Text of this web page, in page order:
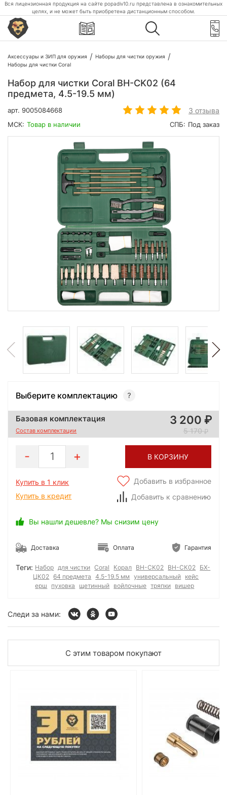
Вся лицензионная продукция на сайте popadiv10.ru представлена в ознакомительных
целях, и не может быть приобретена дистанционным способом.
Аксессуары и ЗИП для оружия
Наборы для чистки оружия
Наборы для чистки Coral
Набор для чистки Coral BH-CK02 (64
предмета, 4.5-19.5 мм)
арт. 9005084668 3 отзыва
МСК: Товар в наличии СПБ: Под заказ
Выберите комплектацию
Базовая комплектация
Состав комплектации
3 200
5 170
1 В КОРЗИНУ
Купить в 1 клик
Купить в кредит
Добавить в избранное
Добавить к сравнению
Вы нашли дешевле? Мы снизим цену
Доставка Оплата Гарантия
Теги: Набор для чистки Coral Корал BH-CK02 ВН-СК02 БХ-
ЦК02 64 предмета 4.5-19.5 мм универсальный кейс
ерш
пуховка щетинный войлочные тряпки вишер
Следи за нами:
С этим товаром покупают